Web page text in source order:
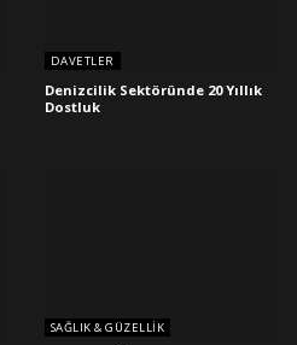
DAVETLER
Denizcilik Sektöründe 20 Yıllık
Dostluk
SAĞLIK & GÜZELLIK